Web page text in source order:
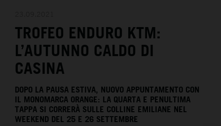
TROFEO ENDURO KTM:
L’AUTUNNO CALDO DI
CASINA
DOPO LA PAUSA ESTIVA, NUOVO APPUNTAMENTO CON
IL MONOMARCA ORANGE: LA QUARTA E PENULTIMA
TAPPA SI CORRERÀ SULLE COLLINE EMILIANE NEL
WEEKEND DEL 25 E 26 SETTEMBRE